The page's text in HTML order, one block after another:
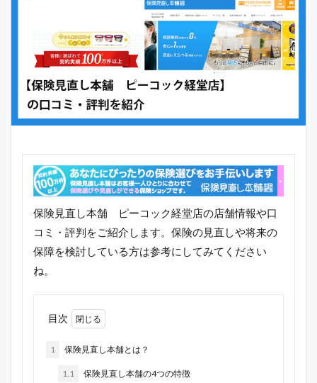
保険見直し本舗 ピーコック経堂店の店舗情報や口
コミ・評判をご紹介します。保険の見直しや将来の
保障を検討している方は参考にしてみてください
ね。
目次
1 保険見直し本舗とは？
1.1 保険見直し本舗の4つの特徴